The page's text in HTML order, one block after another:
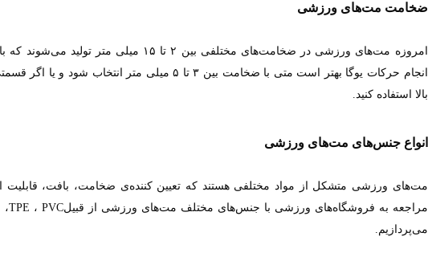
ضخامت مت‌های ورزشی
امروزه مت‌های ورزشی در ضخامت‌های مختلفی بین
انجام حرکات یوگا بهتر است متی با ضخامت بین ۳ تا ۵
بالا استفاده کنید.
انواع جنس‌های مت‌های ورزشی
مت‌های ورزشی متشکل از مواد مختلفی هستند که تعیین کننده‌ی ضخامت، بافت،
مراجعه به فروشگاه‌های ورزشی با جنس‌های مختلف مت‌های ورزشی از قبیلPVC ، TPE،
می‌پردازیم.